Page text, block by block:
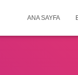
ANA SAYFA